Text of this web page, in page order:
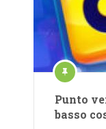
Punto
basso